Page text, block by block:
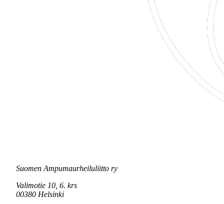
Suomen Ampumaurheiluliitto ry
Valimotie 10, 6. krs
00380 Helsinki